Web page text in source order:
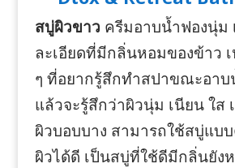
สบู่ผิวขาว ครีมอาบน้ำฟองนุ่ม
ละเอียดที่มีกลิ่นหอมของข้าว
ๆ ที่อยากรู้สึกทำสปาขณะอาบ
แล้วจะรู้สึกว่าผิวนุ่ม เนียน ใส
ผิวบอบบาง สามารถใช้สบู่แบ
ผิวได้ดี เป็นสบู่ที่ใช้ดีมีกลิ่นยัง